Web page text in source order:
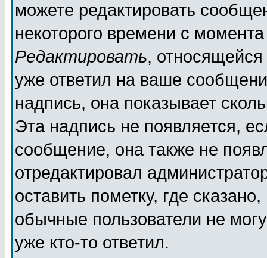
можете редактировать
некоторого времени с
Редактировать,
уже ответил на ваше
надпись, она показывает
Эта надпись не появляется,
сообщение, она также не
отредактировал
оставить пометку, где
обычные пользователи не
уже кто-то ответил.